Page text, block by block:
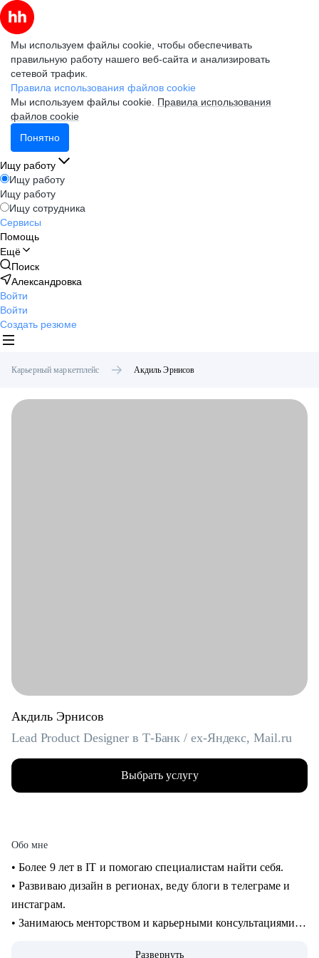
Мы используем файлы cookie, чтобы обеспечивать
правильную работу нашего веб-сайта и анализировать
сетевой трафик.
Правила использования файлов cookie
Мы используем файлы cookie. Правила использования
файлов cookie
Понятно
Ищу работу
Ищу работу
Ищу работу
Ищу сотрудника
Сервисы
Помощь
Ещё
Поиск
Александровка
Войти
Войти
Создать резюме
Карьерный маркетплейс Акдиль Эрнисов
Акдиль Эрнисов
Lead Product Designer в Т-Банк / ex-Яндекс, Mail.ru
Выбрать услугу
Обо мне
• Более 9 лет в IT и помогаю специалистам найти себя.
• Развиваю дизайн в регионах, веду блоги в телеграме и
инстаграм.
• Занимаюсь менторством и карьерными консультациями с
Развернуть